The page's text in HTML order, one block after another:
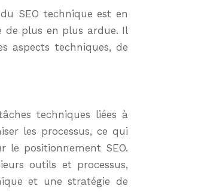
SEO technique est en
de plus en plus ardue. Il
aspects techniques, de
techniques liées à
les processus, ce qui
le positionnement SEO.
outils et processus,
et une stratégie de